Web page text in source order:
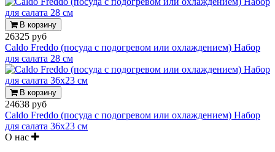
В корзину
26325 руб
Caldo Freddo (посуда с подогревом или охлаждением) Набор
для салата 28 см
В корзину
24638 руб
Caldo Freddo (посуда с подогревом или охлаждением) Набор
для салата 36х23 см
О нас